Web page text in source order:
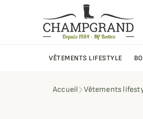
VÊTEMENTS LIFESTYLE
Accueil Vêtements